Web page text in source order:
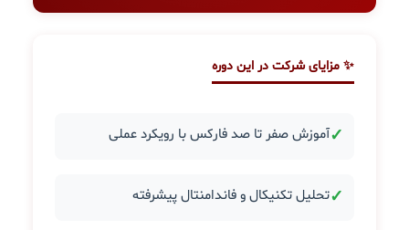
✨ مزایای شرکت در این دوره
✓آموزش صفر تا صد فارکس با رویکرد عملی
✓تحلیل تکنیکال و فاندامنتال پیشرفته